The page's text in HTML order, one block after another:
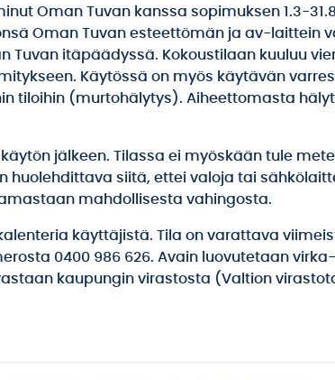
Oman Tuvan kanssa sopimuksen 1.3-
Oman Tuvan esteettömän ja av-laittein
Tuvan itäpäädyssä. Kokoustilaan kuuluu
Käytössä on myös käytävän
tiloihin (murtohälytys). Aiheettomasta
jälkeen. Tilassa ei myöskään tule
huolehdittava siitä, ettei valoja tai
mahdollisesta vahingosta.
käyttäjistä. Tila on varattava
0400 986 626. Avain luovutetaan
kaupungin virastosta (Valtion